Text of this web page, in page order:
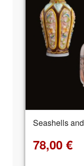
Seashells
78,00 €